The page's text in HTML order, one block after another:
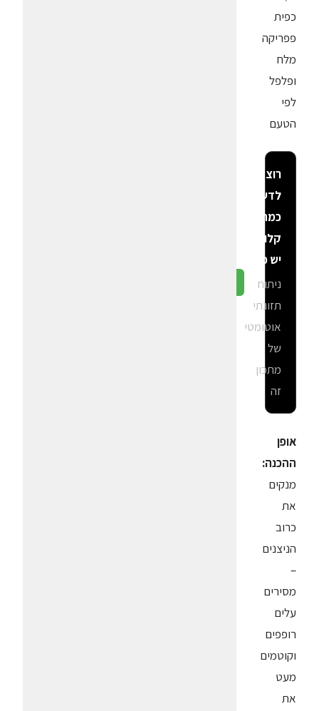
כפית
פפריקה
מלח
ופלפל
לפי
הטעם
רוצה
לדעת
כמה
קלוריות
יש פה?
ניתוח
תזונתי
אוטומטי
של
מתכון
זה
אופן
ההכנה:
מנקים
את
כרוב
הניצנים
–
מסירים
עלים
רופפים
וקוטמים
מעט
את